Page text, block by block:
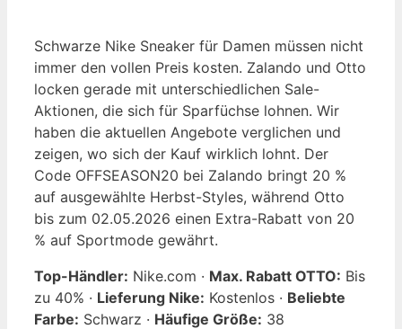
Schwarze Nike Sneaker für Damen müssen nicht
immer den vollen Preis kosten. Zalando und Otto
locken gerade mit unterschiedlichen Sale-
Aktionen, die sich für Sparfüchse lohnen. Wir
haben die aktuellen Angebote verglichen und
zeigen, wo sich der Kauf wirklich lohnt. Der
Code OFFSEASON20 bei Zalando bringt 20 %
auf ausgewählte Herbst-Styles, während Otto
bis zum 02.05.2026 einen Extra-Rabatt von 20
% auf Sportmode gewährt.
Top-Händler: Nike.com · Max. Rabatt OTTO: Bis
zu 40% · Lieferung Nike: Kostenlos · Beliebte
Farbe: Schwarz · Häufige Größe: 38